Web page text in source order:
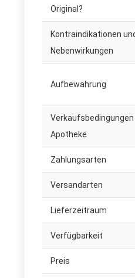
Original?
Kontraindikationen
Nebenwirkungen
Aufbewahrung
Verkaufsbedingungen
Apotheke
Zahlungsarten
Versandarten
Lieferzeitraum
Verfügbarkeit
Preis